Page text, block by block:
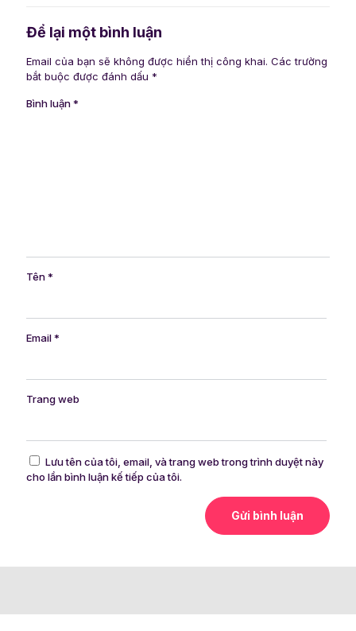
Để lại một bình luận
Email của bạn sẽ không được hiển thị công khai. Các trường
bắt buộc được đánh dấu *
Bình luận*
Tên*
Email*
Trang web
Lưu tên của tôi, email, và trang web trong trình duyệt này
cho lần bình luận kế tiếp của tôi.